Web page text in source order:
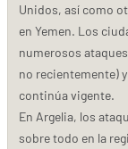
Unidos, así como
en Yemen. Los
numerosos
no recientemente)
continúa vigente.
En Argelia, los
sobre todo en la